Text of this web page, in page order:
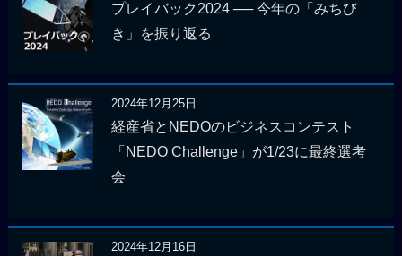
プレイバック2024 ── 今年の「みちび
き」を振り返る
2024年12月25日
経産省とNEDOのビジネスコンテスト
「NEDO Challenge」が1/23に最終選考
会
2024年12月16日